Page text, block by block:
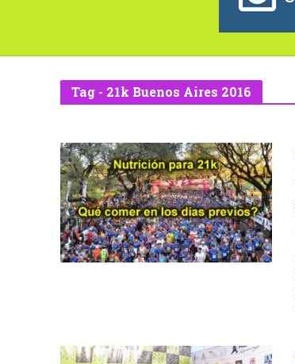
Tag - 21k Buenos Aires 2016